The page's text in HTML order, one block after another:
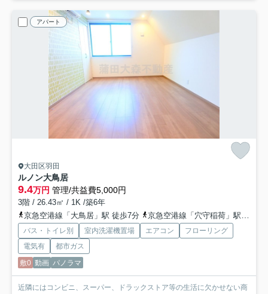
アパート
大田区羽田
ルノン大鳥居
9.4万円 管理/共益費5,000円
3階 / 26.43㎡ / 1K /築6年
京急空港線「大鳥居」駅 徒歩7分
京急空港線「穴守稲荷」駅 徒歩11分
バス・トイレ別 室内洗濯機置場 エアコン
フローリング
電気有
都市ガス
敷0 動画 パノラマ
近隣にはコンビニ、スーパー、ドラックストア等の生活に欠かせない商